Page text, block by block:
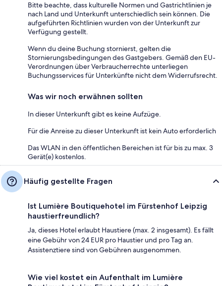
Bitte beachte, dass kulturelle Normen und Gastrichtlinien je
nach Land und Unterkunft unterschiedlich sein können. Die
aufgeführten Richtlinien wurden von der Unterkunft zur
Verfügung gestellt.
Wenn du deine Buchung stornierst, gelten die
Stornierungsbedingungen des Gastgebers. Gemäß den EU-
Verordnungen über Verbraucherrechte unterliegen
Buchungsservices für Unterkünfte nicht dem Widerrufsrecht.
Was wir noch erwähnen sollten
In dieser Unterkunft gibt es keine Aufzüge.
Für die Anreise zu dieser Unterkunft ist kein Auto erforderlich
Das WLAN in den öffentlichen Bereichen ist für bis zu max. 3
Gerät(e) kostenlos.
Häufig gestellte Fragen
Ist Lumière Boutiquehotel im Fürstenhof Leipzig
haustierfreundlich?
Ja, dieses Hotel erlaubt Haustiere (max. 2 insgesamt). Es fällt
eine Gebühr von 24 EUR pro Haustier und pro Tag an.
Assistenztiere sind von Gebühren ausgenommen.
Wie viel kostet ein Aufenthalt im Lumière